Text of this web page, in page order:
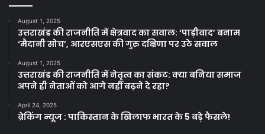
August 1, 2025
उत्तराखंड की राजनीति में क्षेत्रवाद का सवाल: ‘पाड़ीवाद’ बनाम
‘मैदानी सोच’, आरएसएस की गुरु दक्षिणा पर उठे सवाल
August 1, 2025
उत्तराखंड की राजनीति में नेतृत्व का संकट: क्या बनिया समाज
अपने ही नेताओं को आगे नहीं बढ़ने दे रहा?
April 24, 2025
ब्रेकिंग न्यूज : पाकिस्तान के खिलाफ भारत के 5 बड़े फैसले!